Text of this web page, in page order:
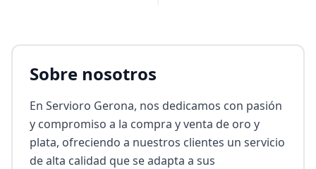
Sobre nosotros
En Servioro Gerona, nos dedicamos con pasión
y compromiso a la compra y venta de oro y
plata, ofreciendo a nuestros clientes un servicio
de alta calidad que se adapta a sus